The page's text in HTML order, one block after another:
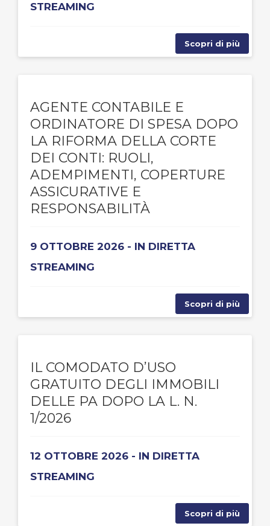
STREAMING
Scopri di più
AGENTE CONTABILE E
ORDINATORE DI SPESA DOPO
LA RIFORMA DELLA CORTE
DEI CONTI: RUOLI,
ADEMPIMENTI, COPERTURE
ASSICURATIVE E
RESPONSABILITÀ
9 OTTOBRE 2026 - IN DIRETTA
STREAMING
Scopri di più
IL COMODATO D’USO
GRATUITO DEGLI IMMOBILI
DELLE PA DOPO LA L. N.
1/2026
12 OTTOBRE 2026 - IN DIRETTA
STREAMING
Scopri di più